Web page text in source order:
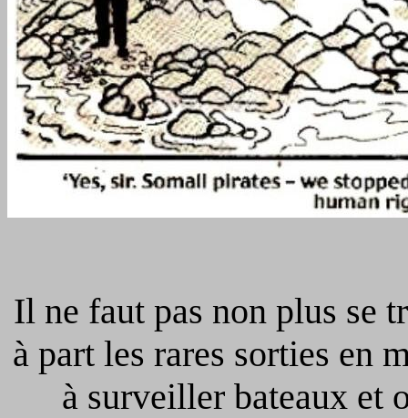
Il ne faut pas non plus se
à part les rares sorties en
à surveiller bateaux et